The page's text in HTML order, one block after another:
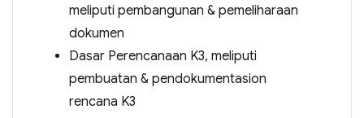
meliputi pembangunan & pemeliharaan
dokumen
Dasar Perencanaan K3, meliputi
pembuatan & pendokumentasion
rencana K3